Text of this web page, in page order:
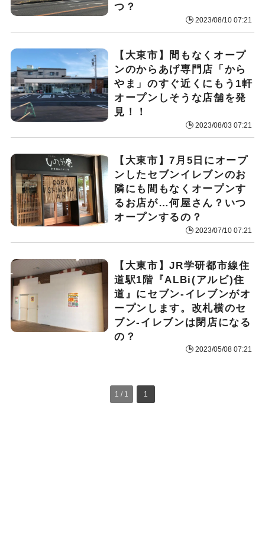
つ？
2023/08/10 07:21
【大東市】間もなくオープ
ンのからあげ専門店「から
やま」のすぐ近くにもう1軒
オープンしそうな店舗を発
見！！
2023/08/03 07:21
【大東市】7月5日にオープ
ンしたセブンイレブンのお
隣にも間もなくオープンす
るお店が…何屋さん？いつ
オープンするの？
2023/07/10 07:21
【大東市】JR学研都市線住
道駅1階『ALBi(アルビ)住
道』にセブン-イレブンがオ
ープンします。改札横のセ
ブン-イレブンは閉店になる
の？
2023/05/08 07:21
1 / 1 1